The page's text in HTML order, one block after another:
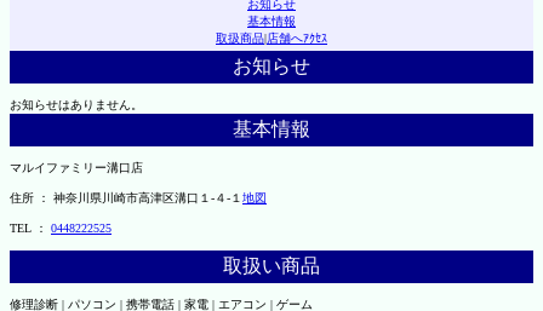
お知らせ
基本情報
取扱商品|店舗へｱｸｾｽ
お知らせ
お知らせはありません。
基本情報
マルイファミリー溝口店
住所 ： 神奈川県川崎市高津区溝口１-４-１ 地図
TEL ： 0448222525
取扱い商品
修理診断 | パソコン | 携帯電話 | 家電 | エアコン | ゲーム